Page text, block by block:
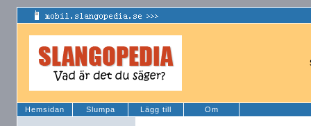
Hemsidan Slumpa Lägg till Om